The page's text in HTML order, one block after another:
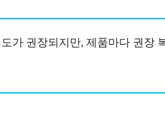
가 권장되지만, 제품마다 권장